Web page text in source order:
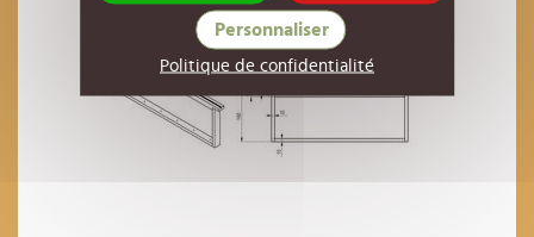
Personnaliser
Politique de confidentialité